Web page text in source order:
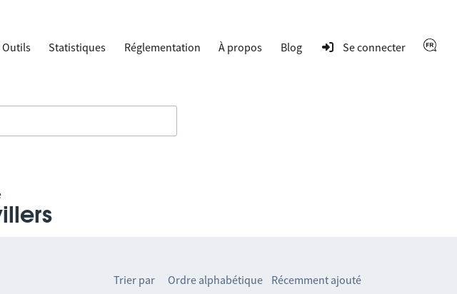
Outils Statistiques Réglementation À propos Blog Se connecter
Trier par Ordre alphabétique Récemment ajouté